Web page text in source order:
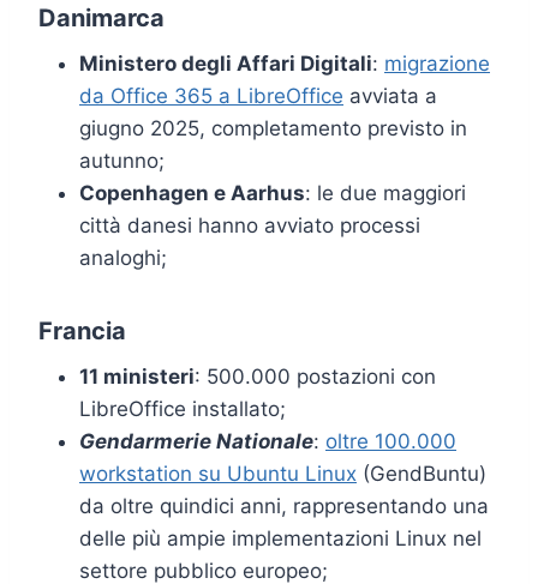
Danimarca
Ministero degli Affari Digitali: migrazione
da Office 365 a LibreOffice avviata a
giugno 2025, completamento previsto in
autunno;
Copenhagen e Aarhus: le due maggiori
città danesi hanno avviato processi
analoghi;
Francia
11 ministeri: 500.000 postazioni con
LibreOffice installato;
Gendarmerie Nationale: oltre 100.000
workstation su Ubuntu Linux (GendBuntu)
da oltre quindici anni, rappresentando una
delle più ampie implementazioni Linux nel
settore pubblico europeo;